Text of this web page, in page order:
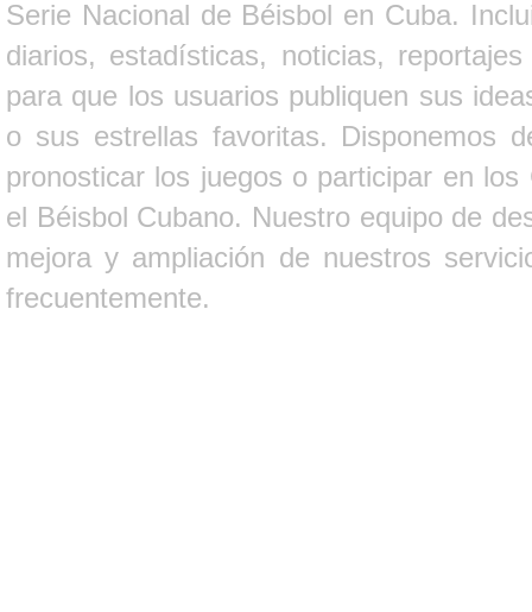
Serie Nacional de Béisbol en Cuba.
diarios, estadísticas, noticias,
para que los usuarios publiquen sus
o sus estrellas favoritas. Disponemos
pronosticar los juegos o participar en
el Béisbol Cubano. Nuestro equipo de
mejora y ampliación de nuestros
frecuentemente.